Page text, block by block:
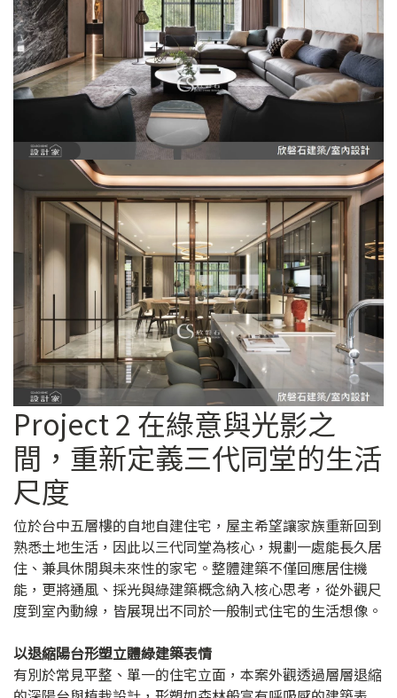
Project 2 在綠意與光影之
間，重新定義三代同堂的生活
尺度
位於台中五層樓的自地自建住宅，屋主希望讓家族重新回到
熟悉土地生活，因此以三代同堂為核心，規劃一處能長久居
住、兼具休閒與未來性的家宅。整體建築不僅回應居住機
能，更將通風、採光與綠建築概念納入核心思考，從外觀尺
度到室內動線，皆展現出不同於一般制式住宅的生活想像。
以退縮陽台形塑立體綠建築表情
有別於常見平整、單一的住宅立面，本案外觀透過層層退縮